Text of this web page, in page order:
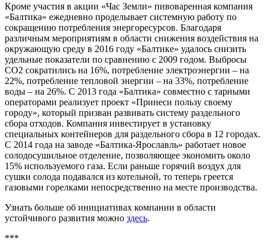
Кроме участия в акции «Час Земли» пивоваренная компания
«Балтика» ежедневно проделывает системную работу по
сокращению потребления энергоресурсов. Благодаря
различным мероприятиям в области снижения воздействия на
окружающую среду в 2016 году «Балтике» удалось снизить
удельные показатели по сравнению с 2009 годом. Выбросы
СО2 сократились на 16%, потребление электроэнергии – на
22%, потребление тепловой энергии – на 33%, потребление
воды – на 26%. С 2013 года «Балтика» совместно c тарными
операторами реализует проект «Принеси пользу своему
городу», который призван развивать систему раздельного
сбора отходов. Компания инвестирует в установку
специальных контейнеров для раздельного сбора в 12 городах.
С 2014 года на заводе «Балтика-Ярославль» работает новое
солодосушильное отделение, позволяющее экономить около
15% используемого газа. Если раньше горячий воздух для
сушки солода подавался из котельной, то теперь греется
газовыми горелками непосредственно на месте производства.
Узнать больше об инициативах компании в области
устойчивого развития можно здесь.
***